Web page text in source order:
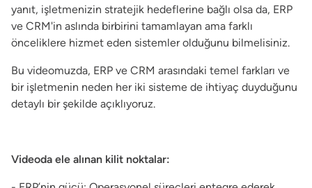
yanıt, işletmenizin stratejik hedeflerine bağlı olsa da, ERP
ve CRM'in aslında birbirini tamamlayan ama farklı
önceliklere hizmet eden sistemler olduğunu bilmelisiniz.
Bu videomuzda, ERP ve CRM arasındaki temel farkları ve
bir işletmenin neden her iki sisteme de ihtiyaç duyduğunu
detaylı bir şekilde açıklıyoruz.
Videoda ele alınan kilit noktalar: